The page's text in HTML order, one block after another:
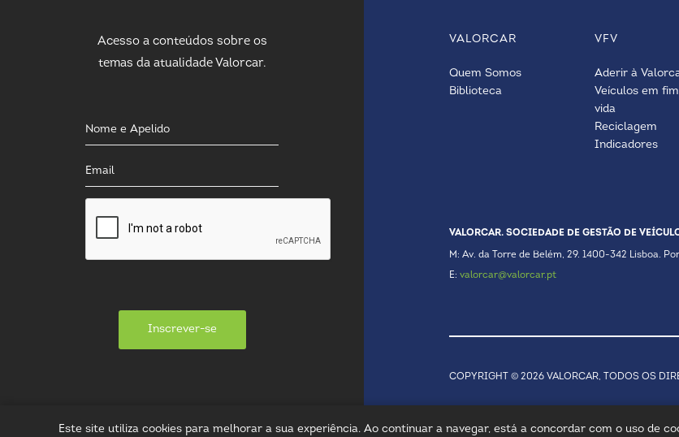
Acesso a conteúdos sobre os
temas da atualidade Valorcar.
Inscrever-se
VALORCAR
Quem Somos
Biblioteca
VFV
Aderir à
Veículos em
vida
Reciclagem
Indicadores
VALORCAR. SOCIEDADE DE GESTÃO DE
M: Av. da Torre de Belém, 29. 1400-342 Lisboa.
E: valorcar@valorcar.pt
COPYRIGHT © 2026 VALORCAR, TODOS OS
Este site utiliza cookies para melhorar a sua experiência. Ao continuar a navegar, está a concordar com o uso de